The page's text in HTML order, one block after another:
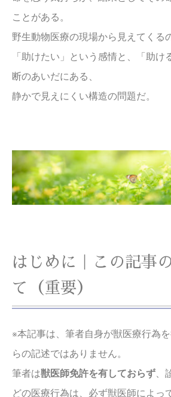
ことがある。
野生動物医療の現場から見えてくる
「助けたい」という感情と、「助け
断のあいだにある、
静かで見えにくい構造の問題だ。
はじめに｜この記事
て（重要）
※本記事は、筆者自身が獣医療行為
らの記述ではありません。
筆者は獣医師免許を有しておらず、
どの医療行為は、必ず獣医師によっ